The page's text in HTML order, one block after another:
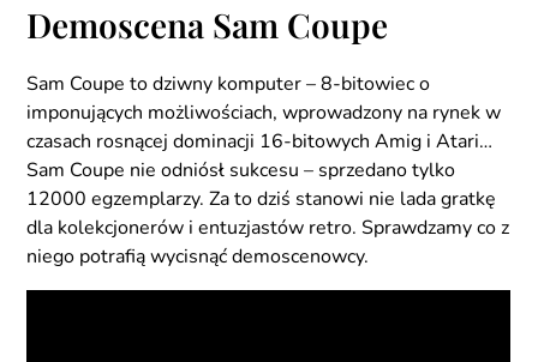
Demoscena Sam Coupe
Sam Coupe to dziwny komputer – 8-bitowiec o
imponujących możliwościach, wprowadzony na rynek w
czasach rosnącej dominacji 16-bitowych Amig i Atari…
Sam Coupe nie odniósł sukcesu – sprzedano tylko
12000 egzemplarzy. Za to dziś stanowi nie lada gratkę
dla kolekcjonerów i entuzjastów retro. Sprawdzamy co z
niego potrafią wycisnąć demoscenowcy.